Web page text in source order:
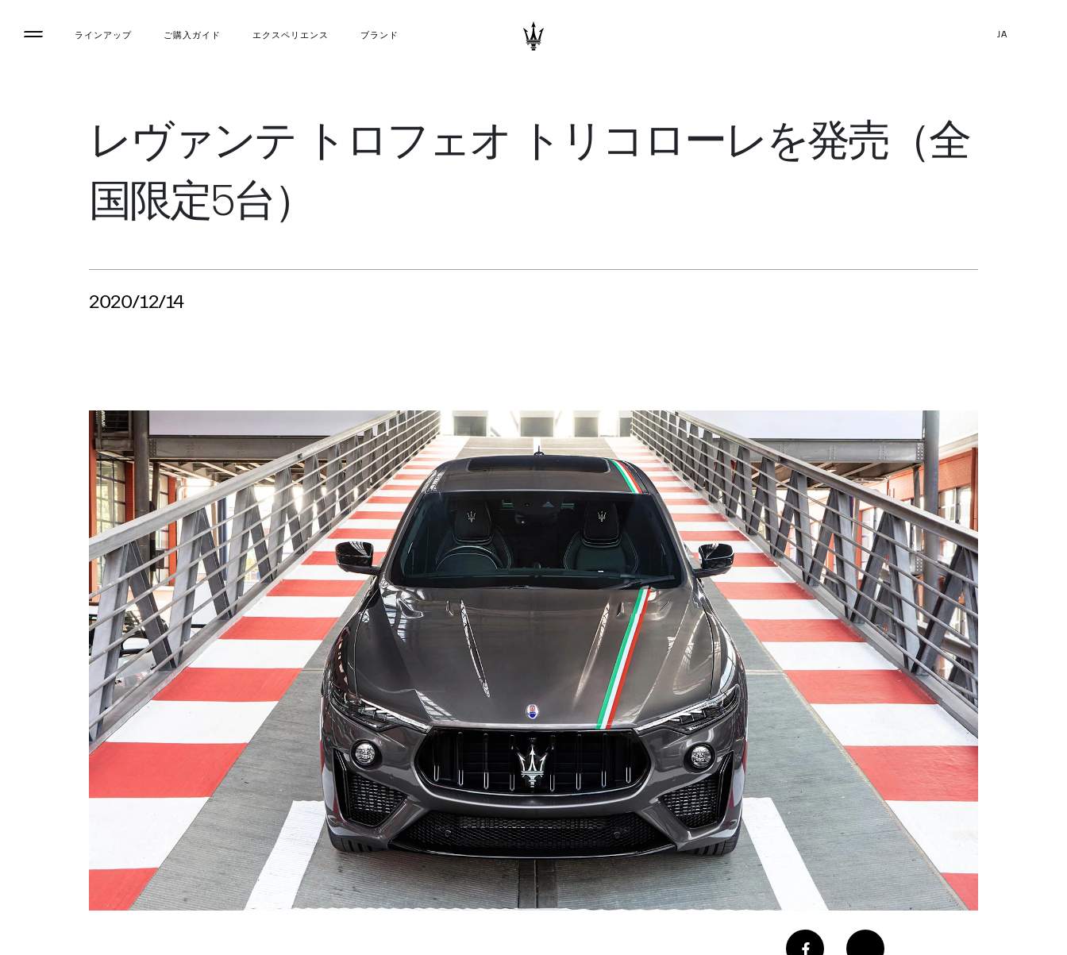
ラインアップ ご購入ガイド エクスペリエンス ブランド JA
レヴァンテ トロフェオ トリコローレを発売（全
国限定5台）
2020/12/14